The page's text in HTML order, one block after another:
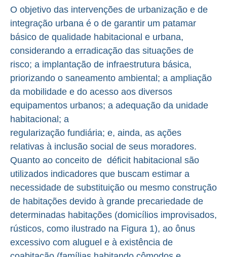
O objetivo das intervenções de urbanização e de
integração urbana é o de garantir um patamar
básico de qualidade habitacional e urbana,
considerando a erradicação das situações de
risco; a implantação de infraestrutura básica,
priorizando o saneamento ambiental; a ampliação
da mobilidade e do acesso aos diversos
equipamentos urbanos; a adequação da unidade
habitacional; a
regularização fundiária; e, ainda, as ações
relativas à inclusão social de seus moradores.
Quanto ao conceito de déficit habitacional são
utilizados indicadores que buscam estimar a
necessidade de substituição ou mesmo construção
de habitações devido à grande precariedade de
determinadas habitações (domicílios improvisados,
rústicos, como ilustrado na Figura 1), ao ônus
excessivo com aluguel e à existência de